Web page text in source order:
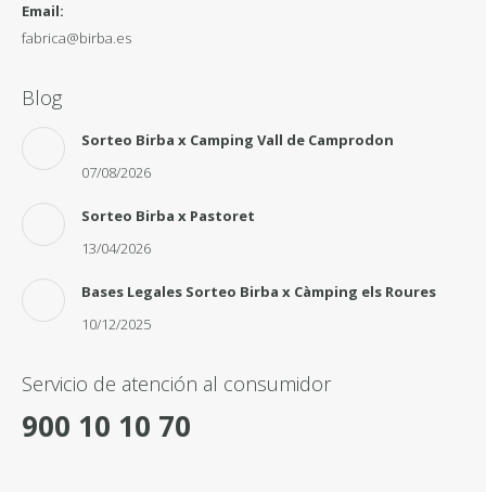
Email:
fabrica@birba.es
Blog
Sorteo Birba x Camping Vall de Camprodon
07/08/2026
Sorteo Birba x Pastoret
13/04/2026
Bases Legales Sorteo Birba x Càmping els Roures
10/12/2025
Servicio de atención al consumidor
900 10 10 70